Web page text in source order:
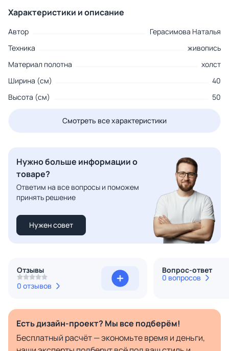
Характеристики и описание
Автор
Герасимова Наталья
Техника
живопись
Материал полотна
холст
Ширина (см)
40
Высота (см)
50
Смотреть все характеристики
Нужно больше информации о
товаре?
Ответим на все вопросы и поможем
принять решение
Нужен совет
Отзывы
0 отзывов
Вопрос-ответ
0 вопросов
Есть дизайн-проект? Мы все подберём!
Бесплатный расчёт — экономьте время и деньги,